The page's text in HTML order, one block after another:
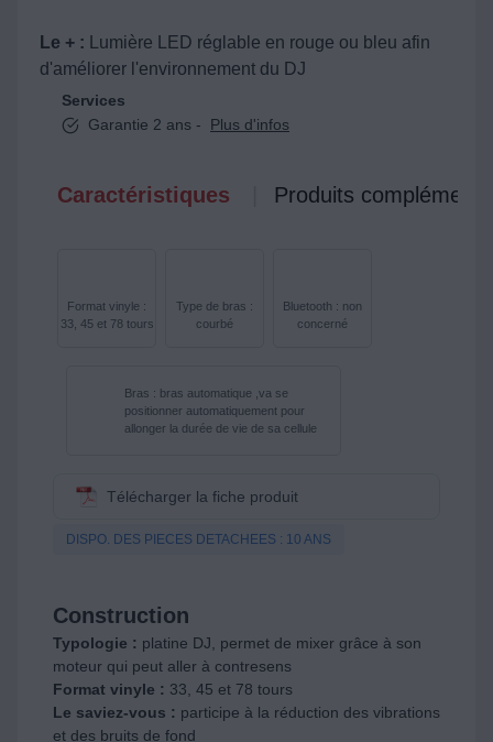
Le + :
Lumière LED réglable en rouge ou bleu afin
d'améliorer l'environnement du DJ
Services
Garantie 2 ans -
Plus d'infos
Caractéristiques Produits
Format vinyle :
33, 45 et 78 tours
Type de bras :
courbé
Bluetooth : non
concerné
Bras : bras automatique ,va se
positionner automatiquement pour
allonger la durée de vie de sa cellule
Télécharger la fiche produit
DISPO. DES PIECES DETACHEES : 10 ANS
Construction
Typologie : platine DJ, permet de mixer grâce à son
moteur qui peut aller à contresens
Format vinyle : 33, 45 et 78 tours
Le saviez-vous : participe à la réduction des vibrations
et des bruits de fond